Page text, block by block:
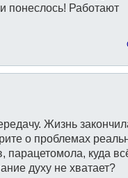
понеслось! Работают
Жизнь
о проблемах
парацетомола, куда
духу не хватает?